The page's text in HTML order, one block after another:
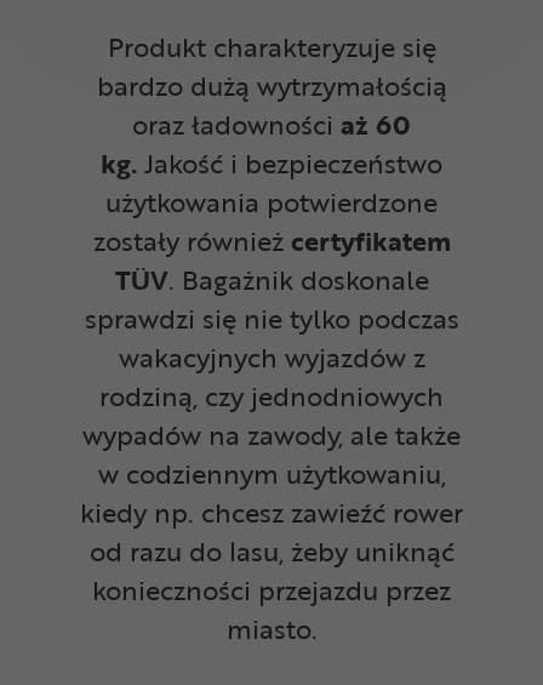
Produkt charakteryzuje się
bardzo dużą wytrzymałością
oraz ładowności aż 60
kg.Jakość i bezpieczeństwo
użytkowania potwierdzone
zostały również certyfikatem
TÜV. Bagażnik doskonale
sprawdzi się nie tylko podczas
wakacyjnych wyjazdów z
rodziną, czy jednodniowych
wypadów na zawody, ale także
w codziennym użytkowaniu,
kiedy np. chcesz zawieźć rower
od razu do lasu, żeby uniknąć
konieczności przejazdu przez
miasto.